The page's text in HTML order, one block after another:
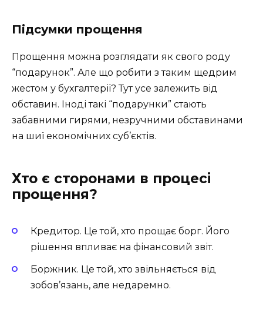
Підсумки прощення
Прощення можна розглядати як свого роду
“подарунок”. Але що робити з таким щедрим
жестом у бухгалтерії? Тут усе залежить від
обставин. Іноді такі “подарунки” стають
забавними гирями, незручними обставинами
на шиї економічних суб’єктів.
Хто є сторонами в процесі
прощення?
Кредитор. Це той, хто прощає борг. Його
рішення впливає на фінансовий звіт.
Боржник. Це той, хто звільняється від
зобов’язань, але недаремно.